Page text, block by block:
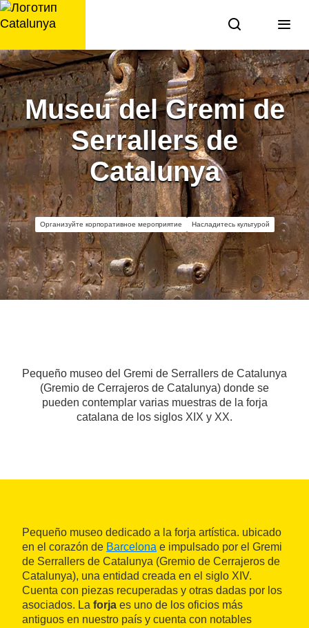
перейти
к
Museu del Gremi de
Serrallers de
Catalunya
Организуйте корпоративное мероприятие Насладитесь культурой
Pequeño museo del Gremi de Serrallers de Catalunya
(Gremio de Cerrajeros de Catalunya) donde se
pueden contemplar varias muestras de la forja
catalana de los siglos XIX y XX.
Pequeño museo dedicado a la forja artística. ubicado
en el corazón de Barcelona e impulsado por el Gremi
de Serrallers de Catalunya (Gremio de Cerrajeros de
Catalunya), una entidad creada en el siglo XIV.
Cuenta con piezas recuperadas y otras dadas por los
asociados. La forja es uno de los oficios más
antiguos en nuestro país y cuenta con notables